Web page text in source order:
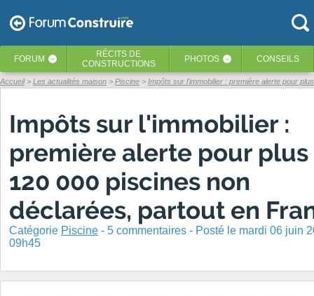
FORUM ‹ RÉCITS DE
CONSTRUCTIONS
PHOTOS ‹ CONSEILS
Accueil Les actualités maison Piscine Impôts sur l'immobilier : première alerte pour
Impôts sur l'immobilier :
première alerte pour plus
120 000 piscines non
déclarées, partout en
Catégorie Piscine - 5 commentaires - Posté le mardi 06 juin
09h45